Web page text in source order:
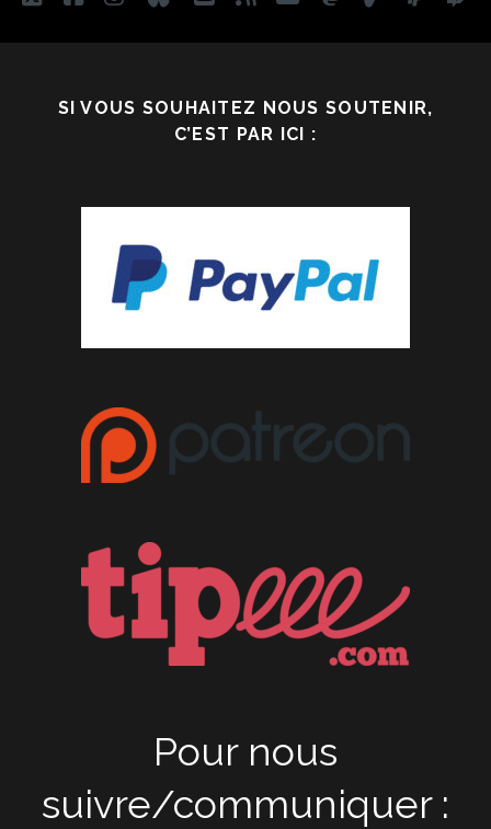
SI VOUS SOUHAITEZ NOUS SOUTENIR,
C’EST PAR ICI :
Pour nous
suivre/communiquer :